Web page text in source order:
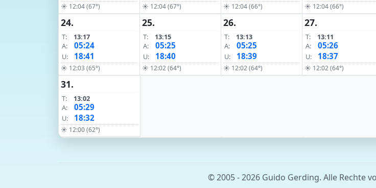
☀ 12:04 (67°) ☀ 12:04 (67°) ☀ 12:04 (66°) ☀ 12:04 (66°)
24.
T:
13:17
A:
05:24
U: 18:41
☀ 12:03 (65°)
25.
T:
13:15
A:
05:25
U: 18:40
☀ 12:02 (64°)
26.
T:
13:13
A:
05:25
U: 18:39
☀ 12:02 (64°)
27.
T:
13:11
A:
05:26
U: 18:37
☀ 12:02 (64°)
31.
T:
13:02
A:
05:29
U: 18:32
☀ 12:00 (62°)
© 2005 - 2026 Guido Gerding. Alle Rechte